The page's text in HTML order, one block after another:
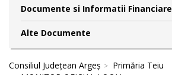
Documente si Informatii Financiare
Alte Documente
Consiliul Județean Argeș
Primăria Teiu